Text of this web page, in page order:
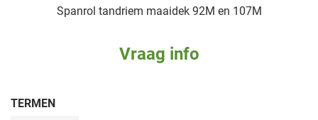
Spanrol tandriem maaidek 92M en 107M
Vraag info
TERMEN